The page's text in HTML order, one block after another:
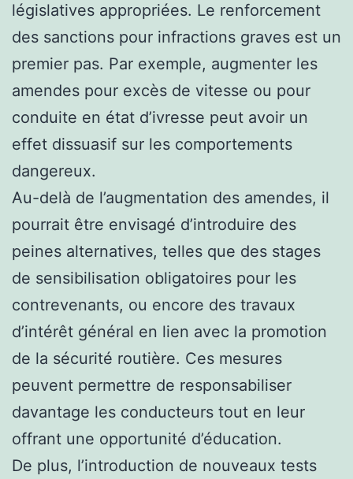
législatives appropriées. Le renforcement
des sanctions pour infractions graves est un
premier pas. Par exemple, augmenter les
amendes pour excès de vitesse ou pour
conduite en état d’ivresse peut avoir un
effet dissuasif sur les comportements
dangereux.
Au-delà de l’augmentation des amendes, il
pourrait être envisagé d’introduire des
peines alternatives, telles que des stages
de sensibilisation obligatoires pour les
contrevenants, ou encore des travaux
d’intérêt général en lien avec la promotion
de la sécurité routière. Ces mesures
peuvent permettre de responsabiliser
davantage les conducteurs tout en leur
offrant une opportunité d’éducation.
De plus, l’introduction de nouveaux tests